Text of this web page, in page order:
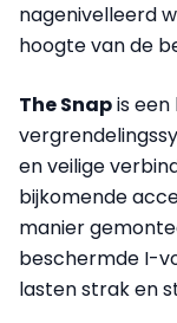
nagenivelleerd
hoogte van de
The Snapis
en veilige
bijkomende
manier
beschermde I-
lasten strak en